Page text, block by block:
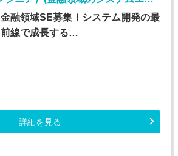
金融領域SE募集！システム開発の最
前線で成長する…
詳細を見る